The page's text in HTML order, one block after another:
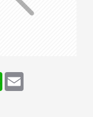
WhatsApp
Email